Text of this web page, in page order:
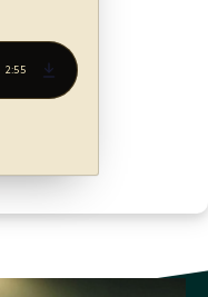
2:55